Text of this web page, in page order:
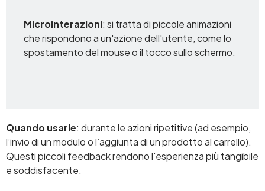
Microinterazioni: si tratta di piccole animazioni
che rispondono a un'azione dell'utente, come lo
spostamento del mouse o il tocco sullo schermo.
Quando usarle: durante le azioni ripetitive (ad esempio,
l’invio di un modulo o l’aggiunta di un prodotto al carrello).
Questi piccoli feedback rendono l'esperienza più tangibile
e soddisfacente.